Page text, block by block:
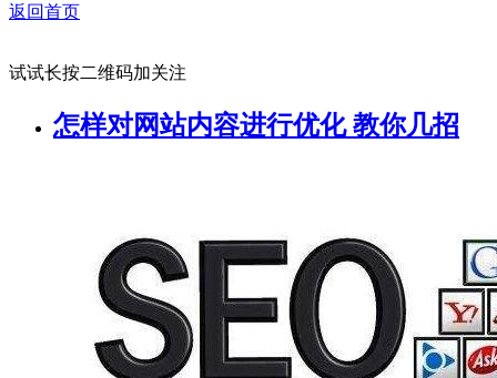
返回首页
试试长按二维码加关注
怎样对网站内容进行优化 教你几招